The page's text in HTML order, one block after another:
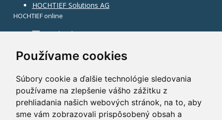
Používame cookies
Súbory cookie a ďalšie technológie sledovania
používame na zlepšenie vášho zážitku z
prehliadania našich webových stránok, na to, aby
sme vám zobrazovali prispôsobený obsah a
HOCHTIEF Solutions AG
HOCHTIEF online
Facebook